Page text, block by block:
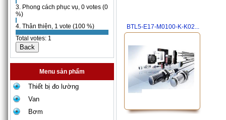
3. Phong cách phục vụ, 0 votes (0
%)
4. Thân thiện, 1 vote (100 %)
Total votes: 1
Menu sản phẩm
Thiết bị đo lường
Van
Bơm
BTL5-E17-M0100-K-K02...